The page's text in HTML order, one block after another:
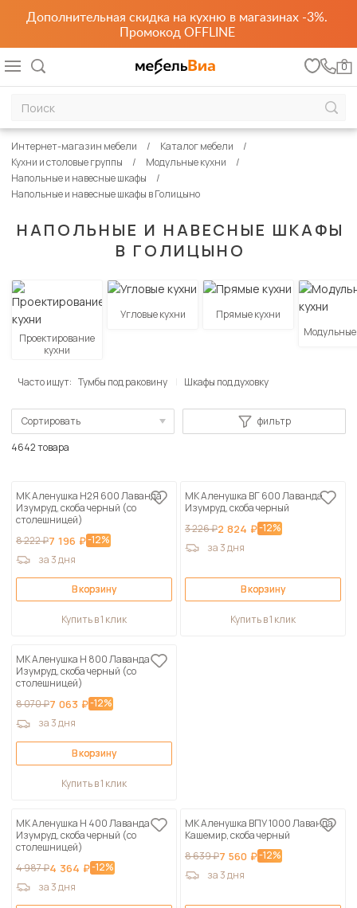
Дополнительная скидка на кухню в магазинах -3%.
Промокод OFFLINE
0
НАПОЛЬНЫЕ И НАВЕСНЫЕ ШКАФЫ
В ГОЛИЦЫНО
Интернет-магазин мебели
Каталог мебели
Кухни и столовые группы
Модульные кухни
Напольные и навесные шкафы
Напольные и навесные шкафы в Голицыно
Проектирование
кухни
Угловые кухни
Прямые кухни
Модульные
Часто ищут: Тумбы под раковину Шкафы под духовку
Сортировать
По популярности
Сначала дорогие
По возрастанию скидки
По убыванию скидки
фильтр
4642 товара
МК Аленушка Н2Я 600 Лаванда
Изумруд, скоба черный (со
столешницей)
8 222 ₽7 196 ₽-12%
за 3 дня
В корзину
Купить в 1 клик
МК Аленушка ВГ 600 Лаванда
Изумруд, скоба черный
3 226 ₽2 824 ₽-12%
за 3 дня
В корзину
Купить в 1 клик
МК Аленушка Н 800 Лаванда
Изумруд, скоба черный (со
столешницей)
8 070 ₽7 063 ₽-12%
за 3 дня
В корзину
Купить в 1 клик
МК Аленушка Н 400 Лаванда
Изумруд, скоба черный (со
столешницей)
4 987 ₽4 364 ₽-12%
за 3 дня
МК Аленушка ВПУ 1000 Лаванда
Кашемир, скоба черный
8 639 ₽7 560 ₽-12%
за 3 дня